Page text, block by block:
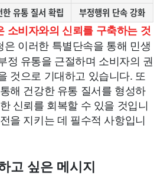
한 유통 질서 확립 부정행위 단속 강화
소비자와의 신뢰를 구축하는 것
은 이러한 특별단속을 통해 민생
정 유통을 근절하며 소비자의 권
것으로 기대하고 있습니다. 또
해 건강한 유통 질서를 형성하
신뢰를 회복할 수 있을 것입니
을 지키는 데 필수적 사항입니
고 싶은 메시지